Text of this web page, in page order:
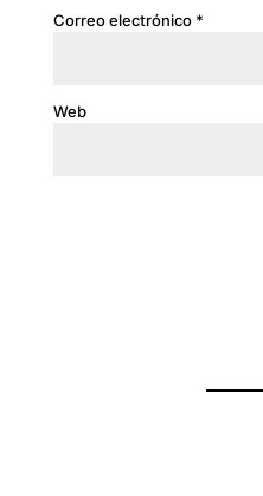
Correo electrónico *
Web